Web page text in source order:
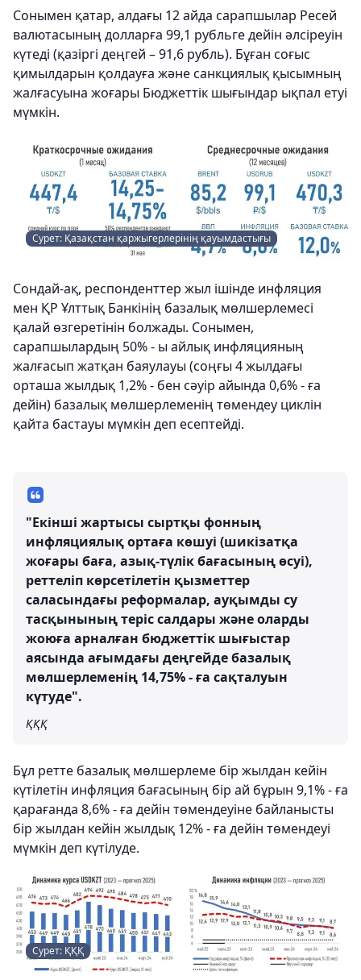
Сонымен қатар, алдағы 12 айда сарапшылар Ресей
валютасының долларға 99,1 рубльге дейін әлсіреуін
күтеді (қазіргі деңгей – 91,6 рубль). Бұған соғыс
қимылдарын қолдауға және санкциялық қысымның
жалғасуына жоғары Бюджеттік шығындар ықпал етуі
мүмкін.
Сурет: Қазақстан қаржыгерлерінің қауымдастығы
Сондай-ақ, респонденттер жыл ішінде инфляция
мен ҚР Ұлттық Банкінің базалық мөлшерлемесі
қалай өзгеретінін болжады. Сонымен,
сарапшылардың 50% - ы айлық инфляцияның
жалғасып жатқан баяулауы (соңғы 4 жылдағы
орташа жылдық 1,2% - бен сәуір айында 0,6% - ға
дейін) базалық мөлшерлеменің төмендеу циклін
қайта бастауы мүмкін деп есептейді.
"Екінші жартысы сыртқы фонның
инфляциялық ортаға көшуі (шикізатқа
жоғары баға, азық-түлік бағасының өсуі),
реттеліп көрсетілетін қызметтер
саласындағы реформалар, ауқымды су
тасқынының теріс салдары және оларды
жоюға арналған бюджеттік шығыстар
аясында ағымдағы деңгейде базалық
мөлшерлеменің 14,75% - ға сақталуын
күтуде".
ҚҚҚ
Бұл ретте базалық мөлшерлеме бір жылдан кейін
күтілетін инфляция бағасының бір ай бұрын 9,1% - ға
қарағанда 8,6% - ға дейін төмендеуіне байланысты
бір жылдан кейін жылдық 12% - ға дейін төмендеуі
мүмкін деп күтілуде.
Сурет: ҚҚҚ